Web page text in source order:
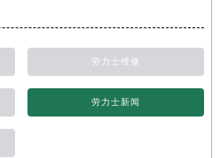
劳力士维修
劳力士新闻